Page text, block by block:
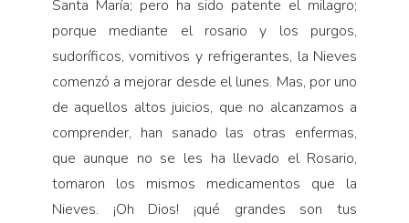
Santa María; pero ha sido patente el milagro;
porque mediante el rosario y los purgos,
sudoríficos, vomitivos y refrigerantes, la Nieves
comenzó a mejorar desde el lunes. Mas, por uno
de aquellos altos juicios, que no alcanzamos a
comprender, han sanado las otras enfermas,
que aunque no se les ha llevado el Rosario,
tomaron los mismos medicamentos que la
Nieves. ¡Oh Dios! ¡qué grandes son tus